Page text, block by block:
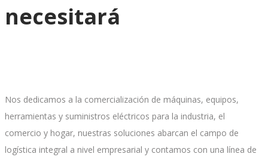
necesitará
Nos dedicamos a la comercialización de máquinas, equipos,
herramientas y suministros eléctricos para la industria, el
comercio y hogar, nuestras soluciones abarcan el campo de
logística integral a nivel empresarial y contamos con una línea de